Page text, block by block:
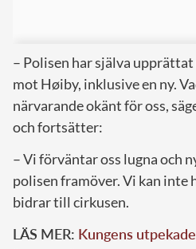
– Polisen har själva
mot Høiby, inklusive en ny.
närvarande okänt för oss,
och fortsätter:
– Vi förväntar oss lugna och
polisen framöver. Vi kan inte
bidrar till cirkusen.
LÄS MER: Kungens